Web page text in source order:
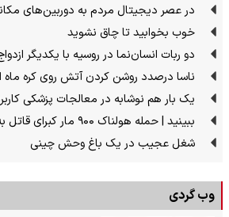
در عصر دیجیتال مردم به دوربین‌های
خوب بخوابید تا چاق نشوید
دو ربات انسان‌نما در روسیه با یکدیگر
ناسا درصدد روشن کردن آتش روی کره
یک بار هم نوشابه در معالجات پزشکی
ببینید | حمله هولناک ۹۰۰ مار کبرای قاتل به ساکنان مردم چین
شغل عجیب در یک باغ وحش چینی
وب گردی